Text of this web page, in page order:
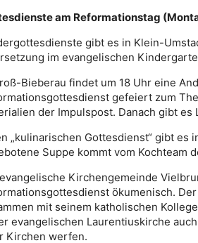
am Reformationstag
gibt es in Klein-
im evangelischen
Bieberau findet um 18 Uhr eine
gefeiert zum
der Impulspost. Danach gibt es
„kulinarischen Gottesdienst“ gibt es
Suppe kommt vom Kochteam
Kirchengemeinde
ökumenisch.
mit seinem katholischen
evangelischen Laurentiuskirche
Kirchen werfen.